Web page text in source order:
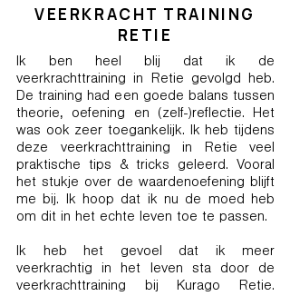
VEERKRACHT TRAINING
RETIE
Ik ben heel blij dat ik de
veerkrachttraining in Retie gevolgd heb.
De training had een goede balans tussen
theorie, oefening en (zelf-)reflectie. Het
was ook zeer toegankelijk. Ik heb tijdens
deze veerkrachttraining in Retie veel
praktische tips & tricks geleerd. Vooral
het stukje over de waardenoefening blijft
me bij. Ik hoop dat ik nu de moed heb
om dit in het echte leven toe te passen.
Ik heb het gevoel dat ik meer
veerkrachtig in het leven sta door de
veerkrachttraining bij Kurago Retie.